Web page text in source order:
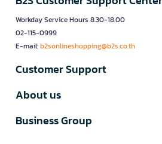
Workday Service Hours 8.30-18.00
02-115-0999
E-mail:b2sonlineshopping@b2s.co.th
Customer Support
About us
Business Group